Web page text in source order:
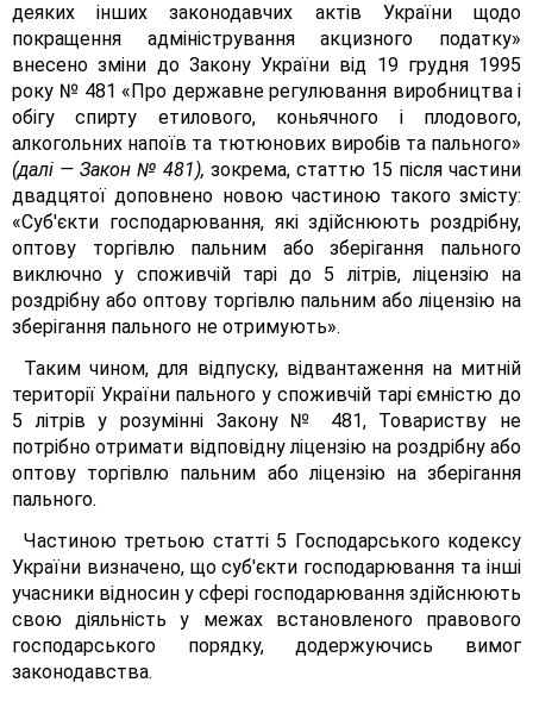
деяких інших законодавчих актів України щодо
покращення адміністрування акцизного податку»
внесено зміни до Закону України від 19 грудня 1995
року № 481 «Про державне регулювання виробництва і
обігу спирту етилового, коньячного і плодового,
алкогольних напоїв та тютюнових виробів та пального»
(далі — Закон № 481), зокрема, статтю 15 після частини
двадцятої доповнено новою частиною такого змісту:
«Суб'єкти господарювання, які здійснюють роздрібну,
оптову торгівлю пальним або зберігання пального
виключно у споживчій тарі до 5 літрів, ліцензію на
роздрібну або оптову торгівлю пальним або ліцензію на
зберігання пального не отримують».
Таким чином, для відпуску, відвантаження на митній
території України пального у споживчій тарі ємністю до
5 літрів у розумінні Закону № 481, Товариству не
потрібно отримати відповідну ліцензію на роздрібну або
оптову торгівлю пальним або ліцензію на зберігання
пального.
Частиною третьою статті 5 Господарського кодексу
України визначено, що суб'єкти господарювання та інші
учасники відносин у сфері господарювання здійснюють
свою діяльність у межах встановленого правового
господарського порядку, додержуючись вимог
законодавства.